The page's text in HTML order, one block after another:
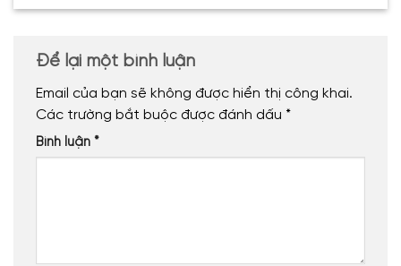
Để lại một bình luận
Email của bạn sẽ không được hiển thị công khai.
Các trường bắt buộc được đánh dấu *
Bình luận *